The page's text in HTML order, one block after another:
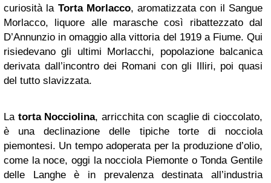
curiosità la Torta Morlacco, aromatizzata con il Sangue
Morlacco, liquore alle marasche così ribattezzato dal
D’Annunzio in omaggio alla vittoria del 1919 a Fiume. Qui
risiedevano gli ultimi Morlacchi, popolazione balcanica
derivata dall’incontro dei Romani con gli Illiri, poi quasi
del tutto slavizzata.
La torta Nocciolina, arricchita con scaglie di cioccolato,
è una declinazione delle tipiche torte di nocciola
piemontesi. Un tempo adoperata per la produzione d’olio,
come la noce, oggi la nocciola Piemonte o Tonda Gentile
delle Langhe è in prevalenza destinata all’industria